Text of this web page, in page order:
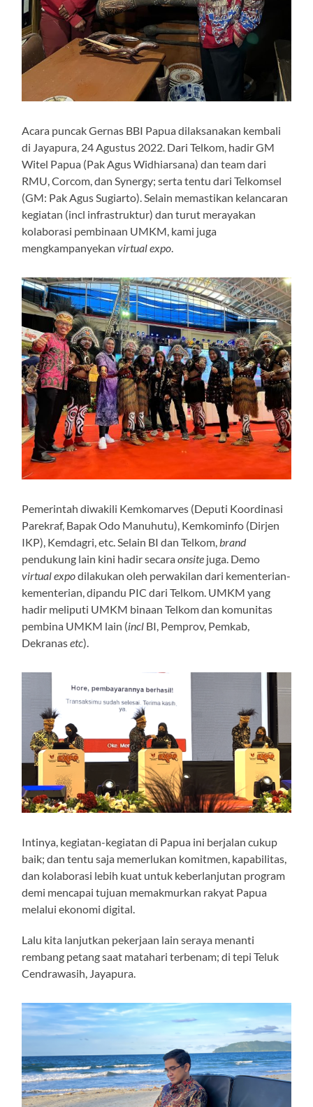
Acara puncak Gernas BBI Papua dilaksanakan kembali
di Jayapura, 24 Agustus 2022. Dari Telkom, hadir GM
Witel Papua (Pak Agus Widhiarsana) dan team dari
RMU, Corcom, dan Synergy; serta tentu dari Telkomsel
(GM: Pak Agus Sugiarto). Selain memastikan kelancaran
kegiatan (incl infrastruktur) dan turut merayakan
kolaborasi pembinaan UMKM, kami juga
mengkampanyekanvirtual expo.
Pemerintah diwakili Kemkomarves (Deputi Koordinasi
Parekraf, Bapak Odo Manuhutu), Kemkominfo (Dirjen
IKP), Kemdagri, etc. Selain BI dan Telkom,brand
pendukung lain kini hadir secaraonsite juga. Demo
virtual expodilakukan oleh perwakilan dari kementerian-
kementerian, dipandu PIC dari Telkom. UMKM yang
hadir meliputi UMKM binaan Telkom dan komunitas
pembina UMKM lain (incl BI, Pemprov, Pemkab,
Dekranasetc).
Intinya, kegiatan-kegiatan di Papua ini berjalan cukup
baik; dan tentu saja memerlukan komitmen, kapabilitas,
dan kolaborasi lebih kuat untuk keberlanjutan program
demi mencapai tujuan memakmurkan rakyat Papua
melalui ekonomi digital.
Lalu kita lanjutkan pekerjaan lain seraya menanti
rembang petang saat matahari terbenam; di tepi Teluk
Cendrawasih, Jayapura.